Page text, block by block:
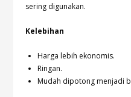
sering digunakan.
Kelebihan
Harga lebih ekonomis.
Ringan.
Mudah dipotong menjadi